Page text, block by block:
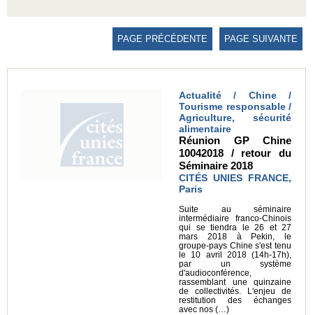
PAGE PRÉCÉDENTE PAGE SUIVANTE
Actualité / Chine /
Tourisme responsable /
Agriculture, sécurité
alimentaire
Réunion GP Chine
10042018 / retour du
Séminaire 2018
CITÉS UNIES FRANCE,
Paris
Suite au séminaire
intermédiaire franco-Chinois
qui se tiendra le 26 et 27
mars 2018 à Pekin, le
groupe-pays Chine s'est tenu
le 10 avril 2018 (14h-17h),
par un système
d'audioconférence,
rassemblant une quinzaine
de collectivités. L'enjeu de
restitution des échanges
avec nos (…)